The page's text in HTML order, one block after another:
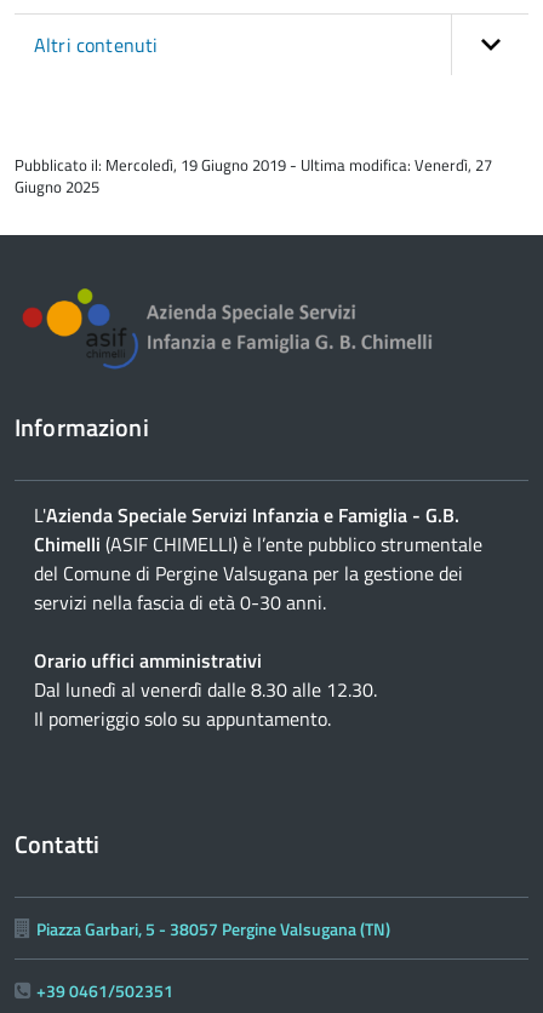
Altri contenuti
del
contenuto
Pubblicato il: Mercoledì, 19 Giugno 2019 - Ultima modifica: Venerdì, 27
Giugno 2025
Informazioni
L'Azienda Speciale Servizi Infanzia e Famiglia - G.B.
Chimelli (ASIF CHIMELLI) è l’ente pubblico strumentale
del Comune di Pergine Valsugana per la gestione dei
servizi nella fascia di età 0-30 anni.
Orario uffici amministrativi
Dal lunedì al venerdì dalle 8.30 alle 12.30.
Il pomeriggio solo su appuntamento.
Contatti
Piazza Garbari, 5 - 38057 Pergine Valsugana (TN)
+39 0461/502351